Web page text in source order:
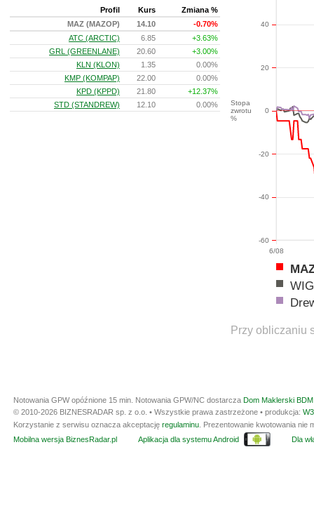
6/08
Stopa
zwrotu
%
-60
-40
-20
0
20
40
WIG
Przy obliczaniu
Profil Kurs
Zmiana %
MAZ (MAZOP)
14.10
-0.70%
ATC (ARCTIC)
6.85
+3.63%
GRL (GREENLANE)
20.60
+3.00%
KLN (KLON)
1.35
0.00%
KMP (KOMPAP)
22.00
0.00%
KPD (KPPD)
21.80
+12.37%
STD (STANDREW)
12.10 0.00%
Notowania GPW opóźnione 15 min. Notowania GPW/NC dostarcza Dom Maklerski
© 2010-2026 BIZNESRADAR sp. z o.o. • Wszystkie prawa zastrzeżone • produkcja:
Korzystanie z serwisu oznacza akceptację regulaminu . Prezentowanie kwotowania
Mobilna wersja BiznesRadar.pl
Aplikacja dla systemu Android Dla